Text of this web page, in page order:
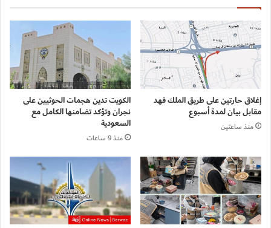
إغلاق حارتين على طريق الملك فهد
مقابل بيان لمدة أسبوع
منذ ساعتين
الكويت تدين هجمات الحوثيين على
نجران وتؤكد تضامنها الكامل مع
السعودية
منذ 9 ساعات